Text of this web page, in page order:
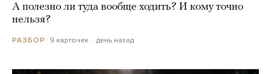
А полезно ли туда вообще ходить? И кому точно
нельзя?
РАЗБОР 9 карточек день назад